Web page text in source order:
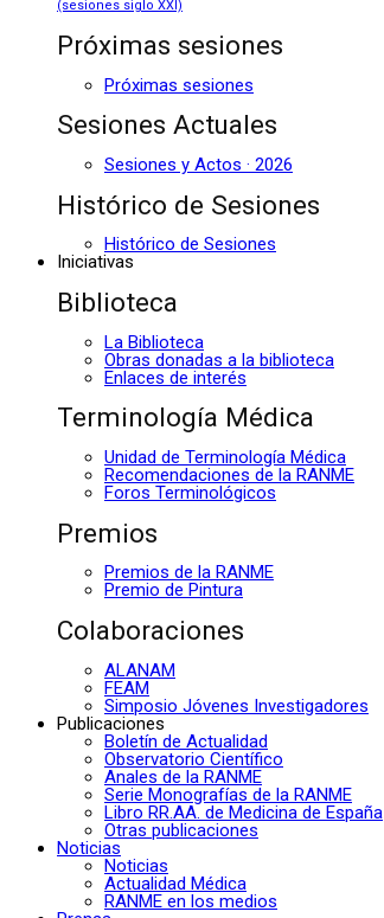
(sesiones siglo XXI)
Próximas sesiones
Próximas sesiones
Sesiones Actuales
Sesiones y Actos · 2026
Histórico de Sesiones
Histórico de Sesiones
Iniciativas
Biblioteca
La Biblioteca
Obras donadas a la biblioteca
Enlaces de interés
Terminología Médica
Unidad de Terminología Médica
Recomendaciones de la RANME
Foros Terminológicos
Premios
Premios de la RANME
Premio de Pintura
Colaboraciones
ALANAM
FEAM
Simposio Jóvenes Investigadores
Publicaciones
Boletín de Actualidad
Observatorio Científico
Anales de la RANME
Serie Monografías de la RANME
Libro RR.AA. de Medicina de España
Otras publicaciones
Noticias
Noticias
Actualidad Médica
RANME en los medios